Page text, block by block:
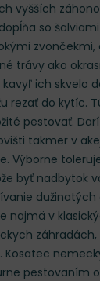
vyšších
so
trávy ako
ich skvelo
rezať do kytíc.
pestovať.
takmer v
Výborne
byť nadbytok
dužinatých
najmä v
Kosatec
pestovaním